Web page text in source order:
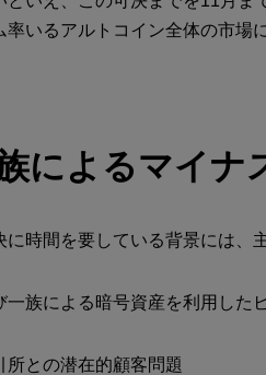
率いるアルトコイン全体の市場
によるマイナ
に時間を要している背景には、
一族による暗号資産を利用した
所との潜在的顧客問題